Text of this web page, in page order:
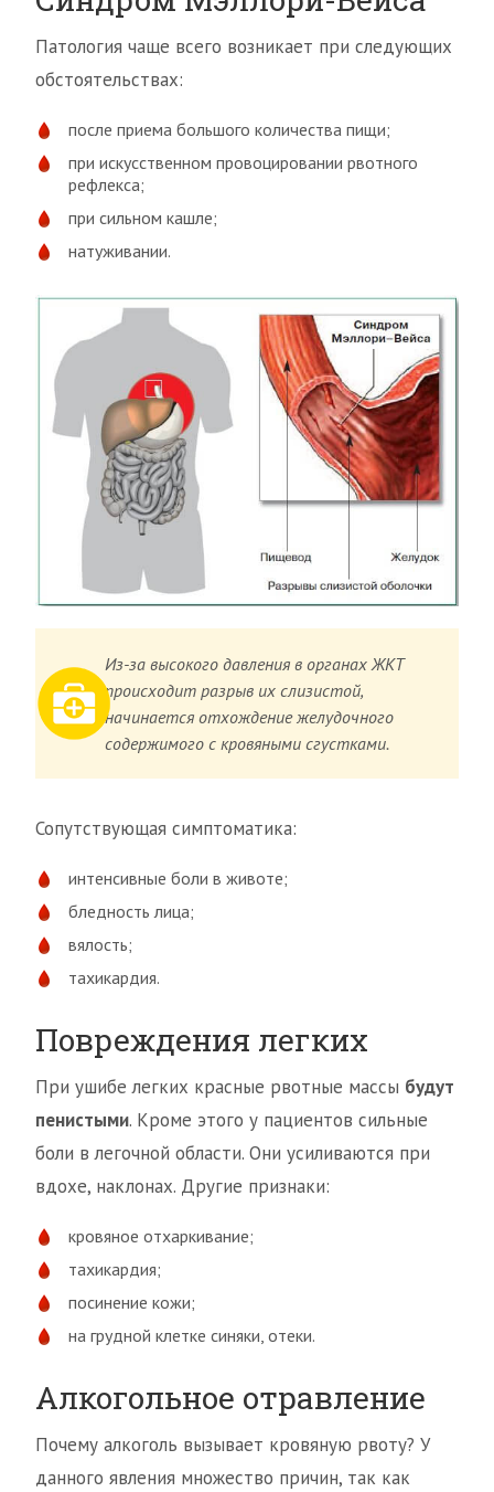
Патология чаще всего возникает при следующих
обстоятельствах:
после приема большого количества пищи;
при искусственном провоцировании рвотного
рефлекса;
при сильном кашле;
натуживании.
Из-за высокого давления в органах ЖКТ
происходит разрыв их слизистой,
начинается отхождение желудочного
содержимого с кровяными сгустками.
Сопутствующая симптоматика:
интенсивные боли в животе;
бледность лица;
вялость;
тахикардия.
Повреждения легких
При ушибе легких красные рвотные массы будут
пенистыми. Кроме этого у пациентов сильные
боли в легочной области. Они усиливаются при
вдохе, наклонах. Другие признаки:
кровяное отхаркивание;
тахикардия;
посинение кожи;
на грудной клетке синяки, отеки.
Алкогольное отравление
Почему алкоголь вызывает кровяную рвоту? У
данного явления множество причин, так как